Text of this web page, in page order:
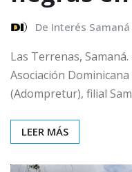
De Interés Samaná
Las Terrenas,
Asociación
(Adompretur), filial
LEER MÁS